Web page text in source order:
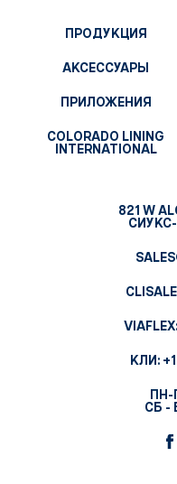
ПРОДУКЦИЯ
АКСЕССУАРЫ
ПРИЛОЖЕНИЯ
COLORADO LINING
INTERNATIONAL
821 W
СИУКС-
VIAFLEX:
КЛИ:
СБ -